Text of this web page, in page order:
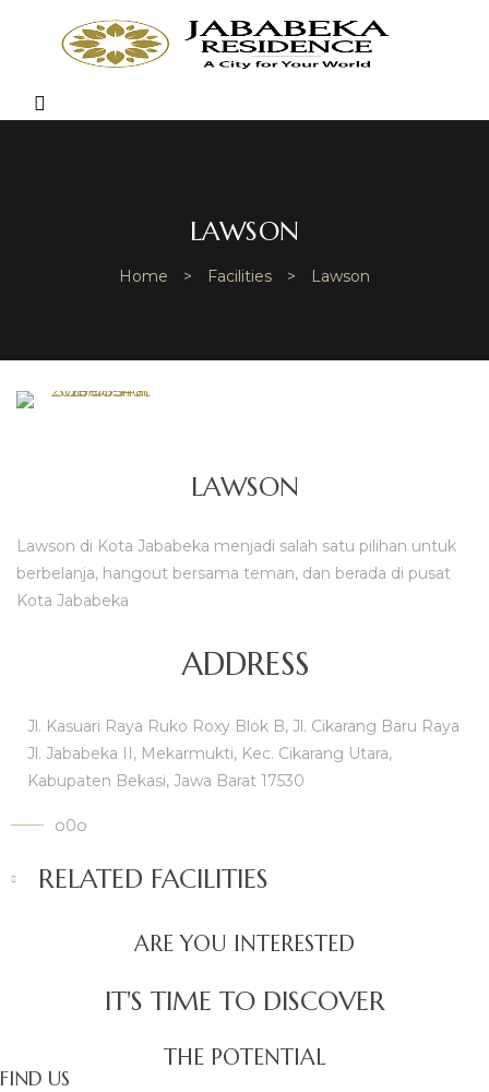
LAWSON
Home > Facilities > Lawson
LAWSON
Lawson di Kota Jababeka menjadi salah satu pilihan untuk
berbelanja, hangout bersama teman, dan berada di pusat
Kota Jababeka
ADDRESS
Jl. Kasuari Raya Ruko Roxy Blok B, Jl. Cikarang Baru Raya
Jl. Jababeka II, Mekarmukti, Kec. Cikarang Utara,
Kabupaten Bekasi, Jawa Barat 17530
o0o
RELATED FACILITIES
ARE YOU INTERESTED
IT'S TIME TO DISCOVER
THE POTENTIAL
FIND US